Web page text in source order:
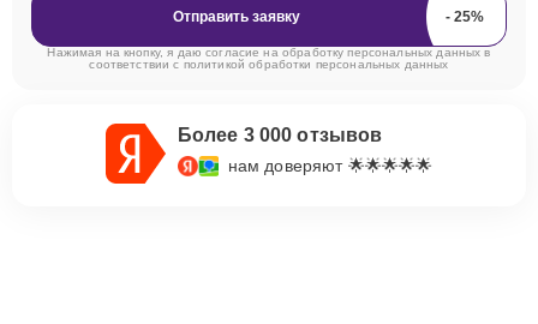
Отправить заявку
Нажимая на кнопку, я даю согласие на обработку персональных данных в
соответствии с политикой обработки персональных данных
Более 3 000 отзывов
нам доверяют 🌟🌟🌟🌟🌟